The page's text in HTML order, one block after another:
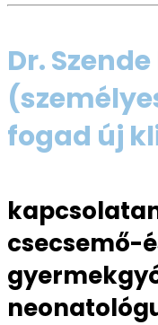
Dr.
fogad új
csecsemő-